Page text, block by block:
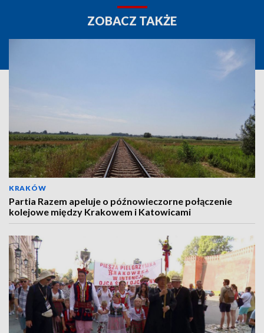
ZOBACZ TAKŻE
KRAKÓW
Partia Razem apeluje o późnowieczorne połączenie
kolejowe między Krakowem i Katowicami